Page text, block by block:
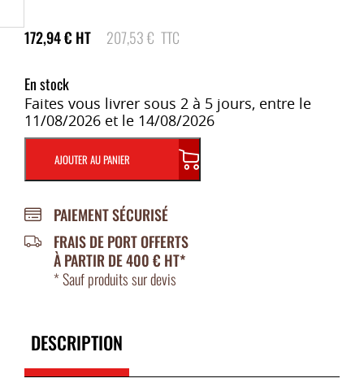
172,94€ HT 207,53€ TTC
En stock
Faites vous livrer sous 2 à 5 jours, entre le
11/08/2026 et le 14/08/2026
AJOUTER AU PANIER
PAIEMENT SÉCURISÉ
FRAIS DE PORT OFFERTS
À PARTIR DE 400 € HT*
* Sauf produits sur devis
DESCRIPTION